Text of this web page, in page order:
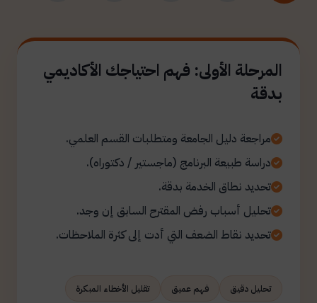
المرحلة الأولى: فهم احتياجك الأكاديمي
بدقة
مراجعة دليل الجامعة ومتطلبات القسم العلمي.
دراسة طبيعة البرنامج (ماجستير / دكتوراه).
تحديد نطاق الخدمة بدقة.
تحليل أسباب رفض المقترح السابق إن وجد.
تحديد نقاط الضعف التي أدت إلى كثرة الملاحظات.
تحليل دقيق فهم عميق تقليل الأخطاء المبكرة